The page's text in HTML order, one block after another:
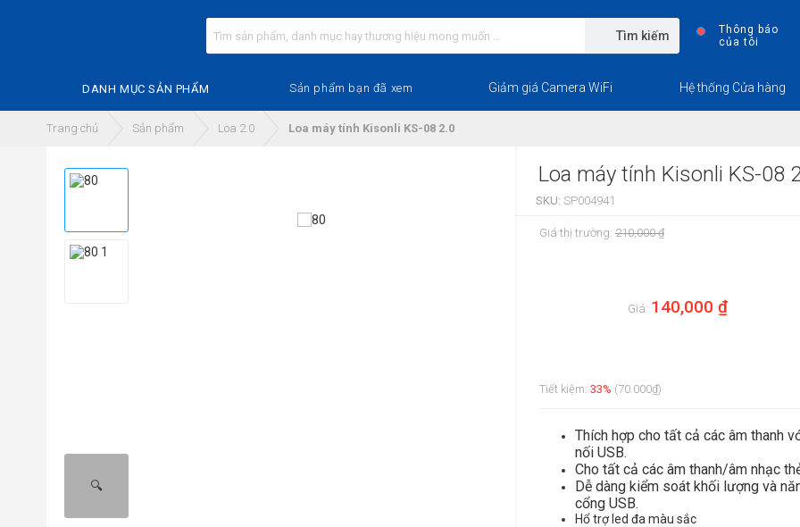
Tìm kiếm
Thông báo
của tôi
DANH MỤC SẢN PHẨM Sản phẩm bạn đã xem Giảm giá Camera WiFi Hệ thống Cửa hàng
Trang chủ Sản phẩm Loa 2.0 Loa máy tính Kisonli KS-08 2.0
🔍
Loa máy tính Kisonli KS-08
SKU: SP004941
Giá thị trường: 210,000 ₫
Giá: 140,000 ₫
Tiết kiệm: 33% (70.000₫)
Thích hợp cho tất cả các âm thanh
nối USB.
Cho tất cả các âm thanh/âm nhạc
Dễ dàng kiểm soát khối lượng và
cổng USB.
Hổ trợ led đa màu sắc